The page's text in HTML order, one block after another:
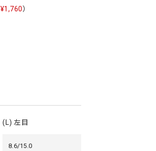
¥1,760）
(L) 左目
8.6/15.0